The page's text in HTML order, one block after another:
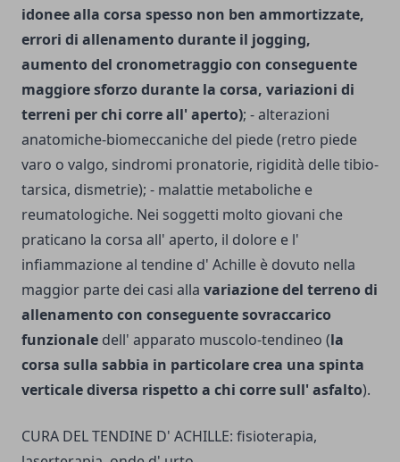
idonee alla corsa spesso non ben ammortizzate,
errori di allenamento durante il jogging,
aumento del cronometraggio con conseguente
maggiore sforzo durante la corsa, variazioni di
terreni per chi corre all' aperto); - alterazioni
anatomiche-biomeccaniche del piede (retro piede
varo o valgo, sindromi pronatorie, rigidità delle tibio-
tarsica, dismetrie); - malattie metaboliche e
reumatologiche. Nei soggetti molto giovani che
praticano la corsa all' aperto, il dolore e l'
infiammazione al tendine d' Achille è dovuto nella
maggior parte dei casi alla variazione del terreno di
allenamento con conseguente sovraccarico
funzionale dell' apparato muscolo-tendineo (la
corsa sulla sabbia in particolare crea una spinta
verticale diversa rispetto a chi corre sull' asfalto).
CURA DEL TENDINE D' ACHILLE: fisioterapia,